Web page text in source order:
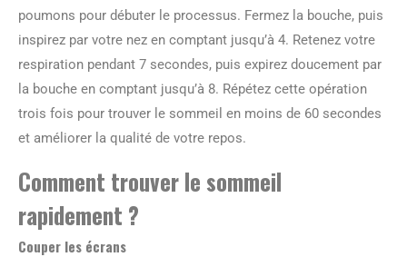
poumons pour débuter le processus. Fermez la bouche, puis
inspirez par votre nez en comptant jusqu’à 4. Retenez votre
respiration pendant 7 secondes, puis expirez doucement par
la bouche en comptant jusqu’à 8. Répétez cette opération
trois fois pour trouver le sommeil en moins de 60 secondes
et améliorer la qualité de votre repos.
Comment trouver le sommeil
rapidement ?
Couper les écrans